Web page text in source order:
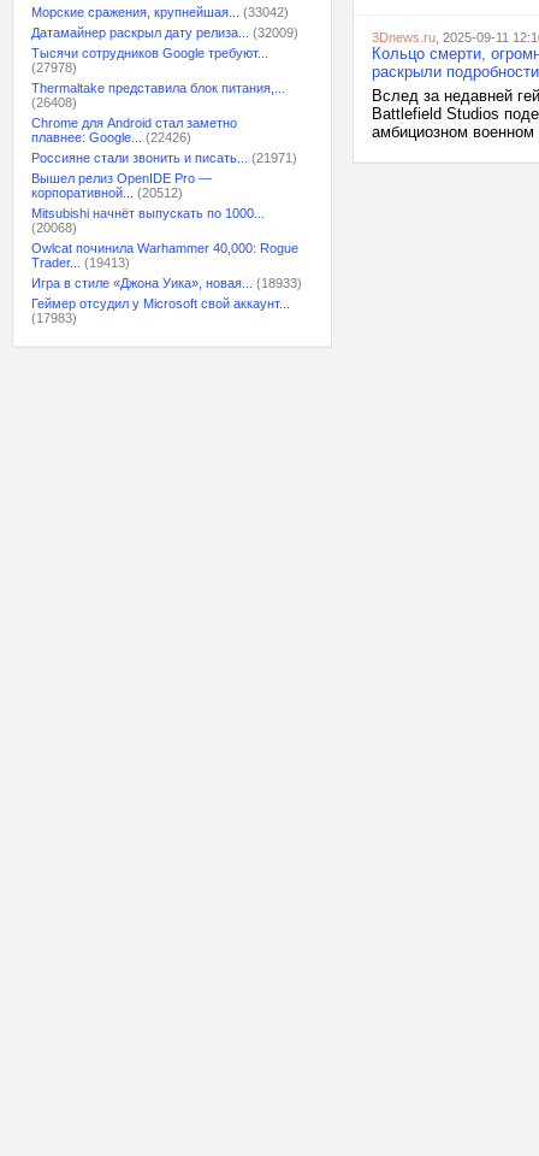
Морские сражения, крупнейшая...
(33042)
Датамайнер раскрыл дату релиза...
(32009)
Тысячи сотрудников Google требуют...
(27978)
Thermaltake представила блок питания,...
(26408)
Chrome для Android стал заметно
плавнее: Google...
(22426)
Россияне стали звонить и писать...
(21971)
Вышел релиз OpenIDE Pro —
корпоративной...
(20512)
Mitsubishi начнёт выпускать по 1000...
(20068)
Owlcat починила Warhammer 40,000: Rogue
Trader...
(19413)
Игра в стиле «Джона Уика», новая...
(18933)
Геймер отсудил у Microsoft свой аккаунт...
(17983)
3Dnews.ru , 2025-09-11
Кольцо смерти,
раскрыли
Вслед за недавней
Battlefield Studios
амбициозном